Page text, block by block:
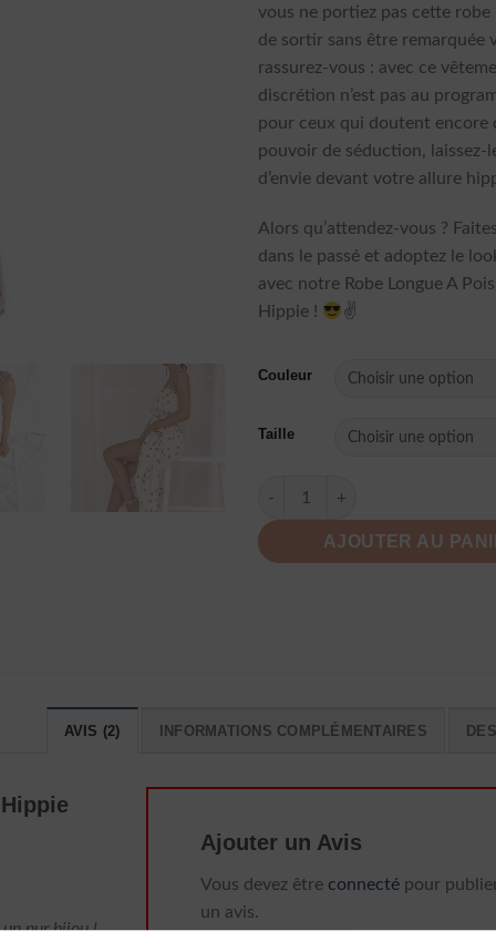
vous ne portiez pas cette robe
de sortir sans être remarquée
rassurez-vous : avec ce
discrétion n’est pas au
pour ceux qui doutent encore
pouvoir de séduction, laissez-
d’envie devant votre allure
Alors qu’attendez-vous ?
dans le passé et adoptez le
avec notre Robe Longue A
Hippie !
✌
Couleur
Taille
AJOUTER AU
AVIS (2) INFORMATIONS COMPLÉMENTAIRES
pur bijou !
Ajouter un Avis
Vous devez être connectépour
un avis.